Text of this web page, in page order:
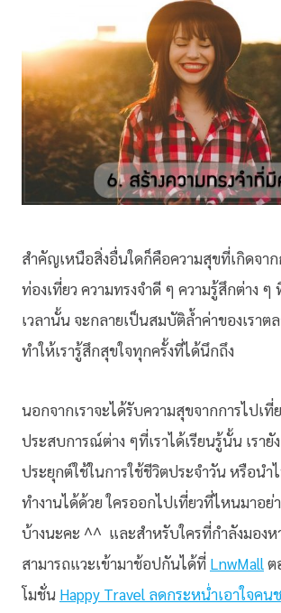
สำคัญเหนือสิ่งอื่นใดก็คือความสุขที่เกิดจา
ท่องเที่ยว ความทรงจำดี ๆ ความรู้สึกต่าง ๆ
เวลานั้น จะกลายเป็นสมบัติล้ำค่าของเราต
ทำให้เรารู้สึกสุขใจทุกครั้งที่ได้นึกถึง
นอกจากเราจะได้รับความสุขจากการไปเที่
ประสบการณ์ต่าง ๆที่เราได้เรียนรู้นั้น เรายั
ประยุกต์ใช้ในการใช้ชีวิตประจำวัน หรือนำ
ทำงานได้ด้วย ใครออกไปเที่ยวที่ไหนมาอ
บ้างนะคะ ^^ และสำหรับใครที่กำลังมองห
สามารถแวะเข้ามาช้อปกันได้ที่ LnwMallต
โมชั่น Happy Travel ลดกระหน่ำเอาใจคน